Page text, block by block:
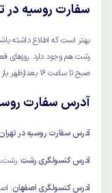
سفارت روسیه در
بهتر است که اطلاع داشته
صبح تا ساعت 16 بعدازظهر باز است.
آدرس سفارت
آدرس سفارت روسیه در
آدرس کنسولگری رشت: رشت،
آدرس کنسولگری اصفهان: